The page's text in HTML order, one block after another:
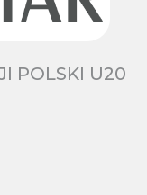
POLSKI U20